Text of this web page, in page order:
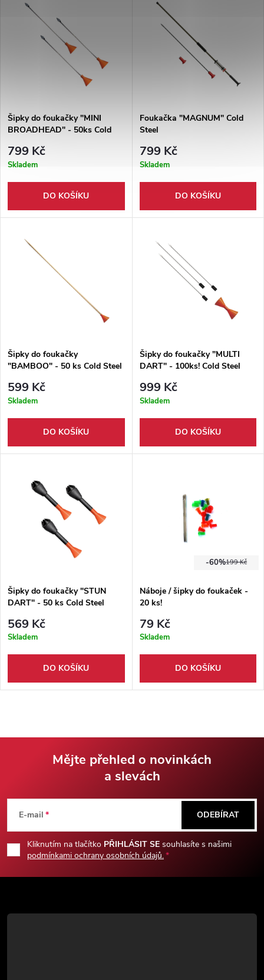
Šipky do foukačky "MINI
BROADHEAD" - 50ks Cold
799 Kč
Skladem
DO KOŠÍKU
Foukačka "MAGNUM" Cold
Steel
799 Kč
Skladem
DO KOŠÍKU
Šipky do foukačky
"BAMBOO" - 50 ks Cold Steel
599 Kč
Skladem
DO KOŠÍKU
Šipky do foukačky "MULTI
DART" - 100ks! Cold Steel
999 Kč
Skladem
DO KOŠÍKU
Šipky do foukačky "STUN
DART" - 50 ks Cold Steel
569 Kč
Skladem
DO KOŠÍKU
199 Kč
-60%
Náboje / šipky do foukaček -
20 ks!
79 Kč
Skladem
DO KOŠÍKU
p
a
Mějte přehled o novinkách
a slevách
E-mail
Kliknutím na tlačítko PŘIHLÁSIT SE souhlasíte s našimi
podmínkami ochrany osobních údajů.
ODEBÍRAT